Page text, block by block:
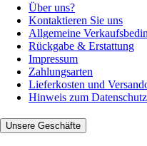
Über uns?
Kontaktieren Sie uns
Allgemeine
Rückgabe & Erstattung
Impressum
Zahlungsarten
Lieferkosten und
Hinweis zum Datenschutz
Unsere Geschäfte